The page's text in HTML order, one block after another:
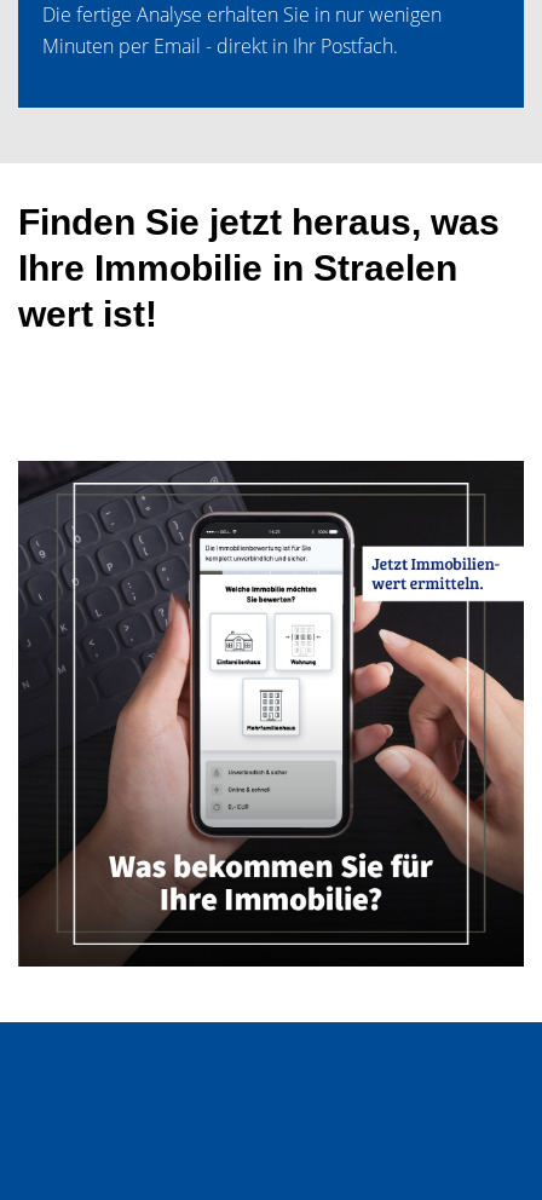
Die fertige Analyse erhalten Sie in nur wenigen
Minuten per Email - direkt in Ihr Postfach.
Finden Sie jetzt heraus, was
Ihre Immobilie in Straelen
wert ist!